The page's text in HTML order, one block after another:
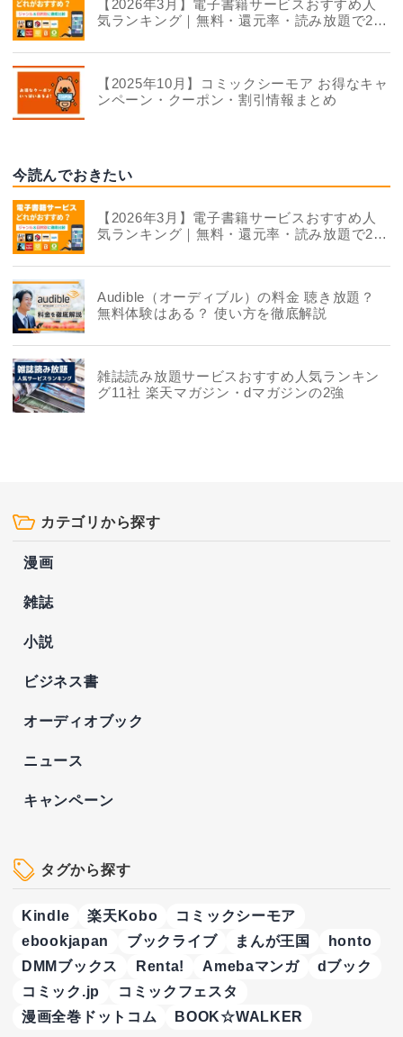
【2026年3月】電子書籍サービスおすすめ人
気ランキング｜無料・還元率・読み放題で22
【2025年10月】コミックシーモア お得なキャ
ンペーン・クーポン・割引情報まとめ
今読んでおきたい
【2026年3月】電子書籍サービスおすすめ人
気ランキング｜無料・還元率・読み放題で22
Audible（オーディブル）の料金 聴き放題？
無料体験はある？ 使い方を徹底解説
雑誌読み放題サービスおすすめ人気ランキン
グ11社 楽天マガジン・dマガジンの2強
カテゴリから探す
漫画
雑誌
小説
ビジネス書
オーディオブック
ニュース
キャンペーン
タグから探す
Kindle 楽天Kobo
コミックシーモア
ebookjapan
ブックライブ まんが王国
honto
DMMブックス
Renta! Amebaマンガ
dブック
コミック.jp
コミックフェスタ
漫画全巻ドットコム
BOOK☆WALKER